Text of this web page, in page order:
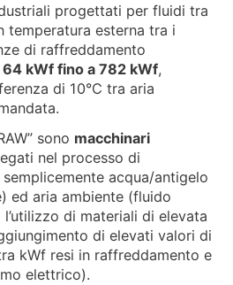
progettati per fluidi tra
temperatura esterna tra i
di raffreddamento
64 kWf fino a 782 kWf,
di 10°C tra aria
sono macchinari
nel processo di
acqua/antigelo
ed aria ambiente (fluido
di materiali di elevata
di elevati valori di
kWf resi in raffreddamento e
elettrico).